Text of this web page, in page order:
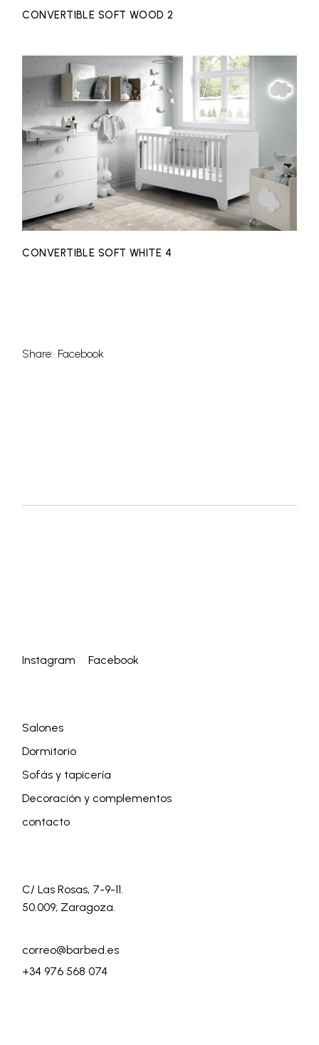
CONVERTIBLE SOFT WOOD 2
CONVERTIBLE SOFT WHITE 4
Share: Facebook
Instagram Facebook
Salones
Dormitorio
Sofás y tapicería
Decoración y complementos
contacto
C/ Las Rosas, 7-9-11.
50.009; Zaragoza.
correo@barbed.es
+34 976 568 074